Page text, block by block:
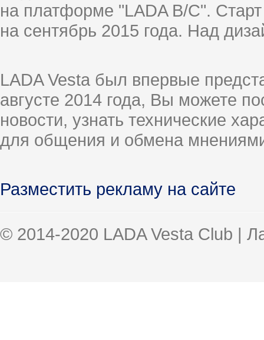
на платформе "LADA B/C".
на сентябрь 2015 года. Над
LADA Vesta был впервые
августе 2014 года, Вы можете
новости, узнать технические
для общения и обмена
Разместить рекламу на сайте
© 2014-2020 LADA Vesta Club |